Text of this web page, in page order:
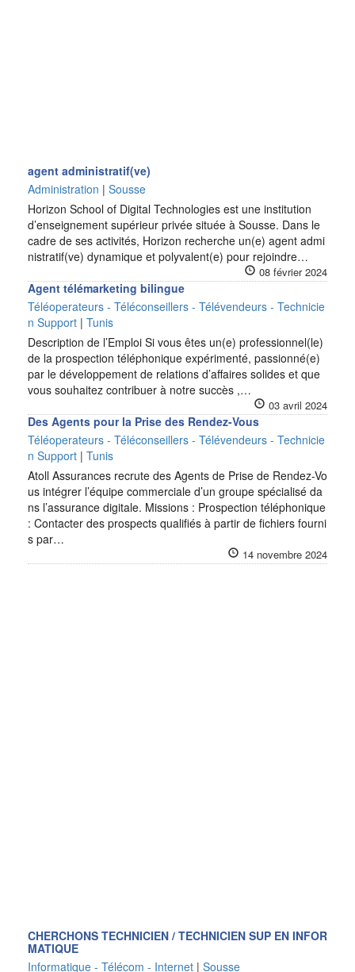
agent administratif(ve)
Administration | Sousse
Horizon School of Digital Technologies est une institution
d’enseignement supérieur privée située à Sousse. Dans le
cadre de ses activités, Horizon recherche un(e) agent admi
nistratif(ve) dynamique et polyvalent(e) pour rejoindre…
08 février 2024
Agent télémarketing bilingue
Téléoperateurs - Téléconseillers - Télévendeurs - Technicie
n Support | Tunis
Description de l’Emploi Si vous êtes un(e) professionnel(le)
de la prospection téléphonique expérimenté, passionné(e)
par le développement de relations d’affaires solides et que
vous souhaitez contribuer à notre succès ,…
03 avril 2024
Des Agents pour la Prise des Rendez-Vous
Téléoperateurs - Téléconseillers - Télévendeurs - Technicie
n Support | Tunis
Atoll Assurances recrute des Agents de Prise de Rendez-Vo
us intégrer l’équipe commerciale d’un groupe spécialisé da
ns l’assurance digitale. Missions : Prospection téléphonique
: Contacter des prospects qualifiés à partir de fichiers fourni
s par…
14 novembre 2024
CHERCHONS TECHNICIEN / TECHNICIEN SUP EN INFOR
MATIQUE
Informatique - Télécom - Internet | Sousse